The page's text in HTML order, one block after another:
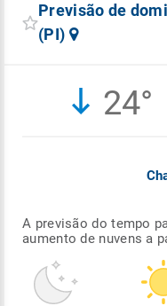
Previsão de
(PI)
24°
A previsão do tempo
aumento de nuvens a